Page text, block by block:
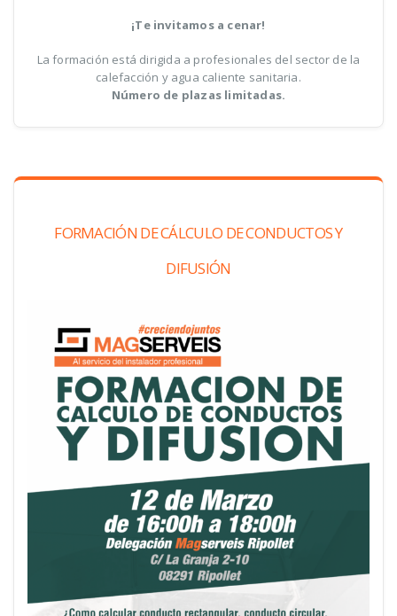
¡Te invitamos a cenar!
La formación está dirigida a profesionales del sector de la
calefacción y agua caliente sanitaria.
Número de plazas limitadas.
FORMACIÓN DE CÁLCULO DE CONDUCTOS Y
DIFUSIÓN